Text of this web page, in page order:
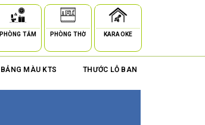
PHÒNG TẮM PHÒNG THỜ KARAOKE
BẢNG MÀU KTS THƯỚC LỖ BAN